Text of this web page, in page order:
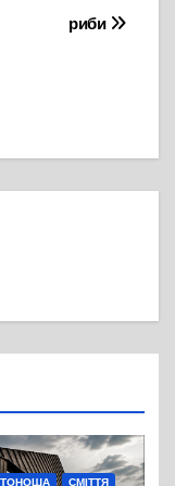
риби
СМІТТЯ